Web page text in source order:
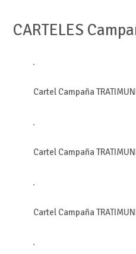
CARTELES
Cartel Campaña
Cartel Campaña
Cartel Campaña